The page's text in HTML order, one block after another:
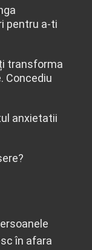
pentru a-ti
transforma
Concediu
anxietatii
în afara